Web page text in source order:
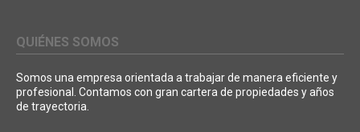
QUIÉNES SOMOS
Somos una empresa orientada a trabajar de manera eficiente y
profesional. Contamos con gran cartera de propiedades y años
de trayectoria.